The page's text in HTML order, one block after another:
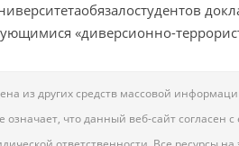
«диверсионно-
из других средств массовой
что данный веб-сайт согласен